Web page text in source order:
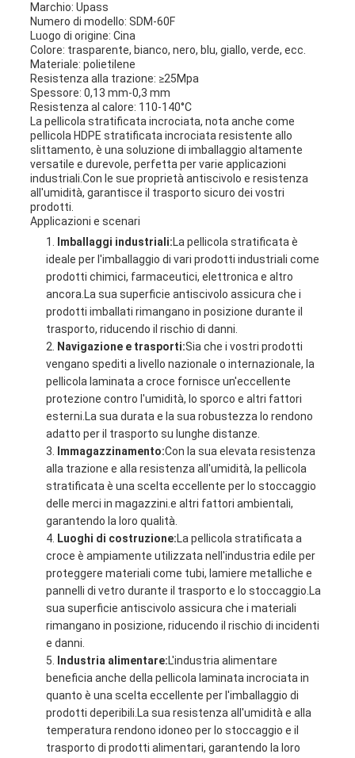
Marchio: Upass
Numero di modello: SDM-60F
Luogo di origine: Cina
Colore: trasparente, bianco, nero, blu, giallo, verde, ecc.
Materiale: polietilene
Resistenza alla trazione: ≥25Mpa
Spessore: 0,13 mm-0,3 mm
Resistenza al calore: 110-140°C
La pellicola stratificata incrociata, nota anche come
pellicola HDPE stratificata incrociata resistente allo
slittamento, è una soluzione di imballaggio altamente
versatile e durevole, perfetta per varie applicazioni
industriali.Con le sue proprietà antiscivolo e resistenza
all'umidità, garantisce il trasporto sicuro dei vostri
prodotti.
Applicazioni e scenari
Imballaggi industriali:La pellicola stratificata è
ideale per l'imballaggio di vari prodotti industriali come
prodotti chimici, farmaceutici, elettronica e altro
ancora.La sua superficie antiscivolo assicura che i
prodotti imballati rimangano in posizione durante il
trasporto, riducendo il rischio di danni.
Navigazione e trasporti:Sia che i vostri prodotti
vengano spediti a livello nazionale o internazionale, la
pellicola laminata a croce fornisce un'eccellente
protezione contro l'umidità, lo sporco e altri fattori
esterni.La sua durata e la sua robustezza lo rendono
adatto per il trasporto su lunghe distanze.
Immagazzinamento:Con la sua elevata resistenza
alla trazione e alla resistenza all'umidità, la pellicola
stratificata è una scelta eccellente per lo stoccaggio
delle merci in magazzini.e altri fattori ambientali,
garantendo la loro qualità.
Luoghi di costruzione:La pellicola stratificata a
croce è ampiamente utilizzata nell'industria edile per
proteggere materiali come tubi, lamiere metalliche e
pannelli di vetro durante il trasporto e lo stoccaggio.La
sua superficie antiscivolo assicura che i materiali
rimangano in posizione, riducendo il rischio di incidenti
e danni.
Industria alimentare:L'industria alimentare
beneficia anche della pellicola laminata incrociata in
quanto è una scelta eccellente per l'imballaggio di
prodotti deperibili.La sua resistenza all'umidità e alla
temperatura rendono idoneo per lo stoccaggio e il
trasporto di prodotti alimentari, garantendo la loro